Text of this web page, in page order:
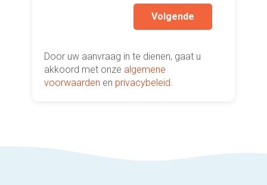
Volgende
Door uw aanvraag in te dienen, gaat u
akkoord met onze algemene
voorwaarden en privacybeleid